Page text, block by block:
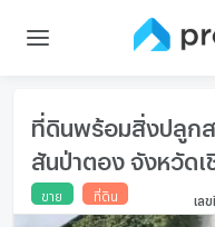
ที่ดินพร้อมสิ่งปลูกส
สันป่าตอง จังหวัดเ
ขาย ที่ดิน เล